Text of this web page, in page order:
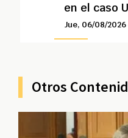
en el caso
Jue, 06/08/2026
Otros